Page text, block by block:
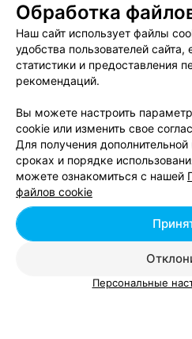
О проекте Новости проекта
Вакансии
Публичный
Публичный договор по
Написать в
Связаться по
Обработка
Обработка
Наш сайт использует файлы
удобства пользователей сайта,
статистики и предоставления
рекомендаций.
Вы можете настроить
cookie или изменить свое
Для получения
сроках и порядке
можете ознакомиться с нашей
файлов cookie
Персональные